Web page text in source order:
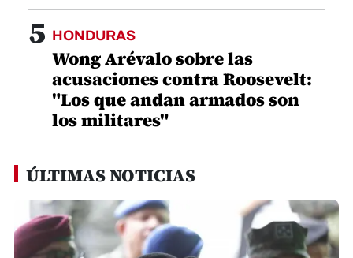
5 HONDURAS
Wong Arévalo sobre las
acusaciones contra Roosevelt:
"Los que andan armados son
los militares"
ÚLTIMAS NOTICIAS